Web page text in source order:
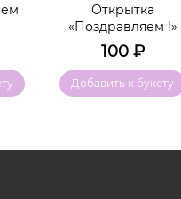
Открытка
«Поздравляем !»
100₽
Добавить к букету